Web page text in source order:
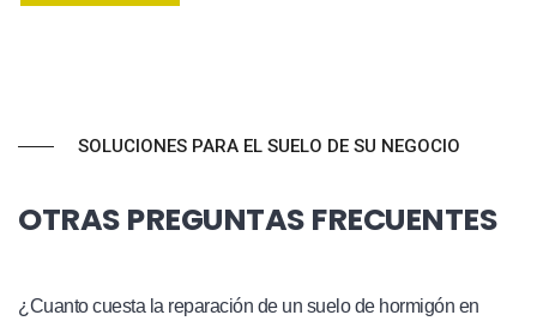
SOLUCIONES PARA EL SUELO DE SU NEGOCIO
OTRAS PREGUNTAS FRECUENTES
¿Cuanto cuesta la reparación de un suelo de hormigón en